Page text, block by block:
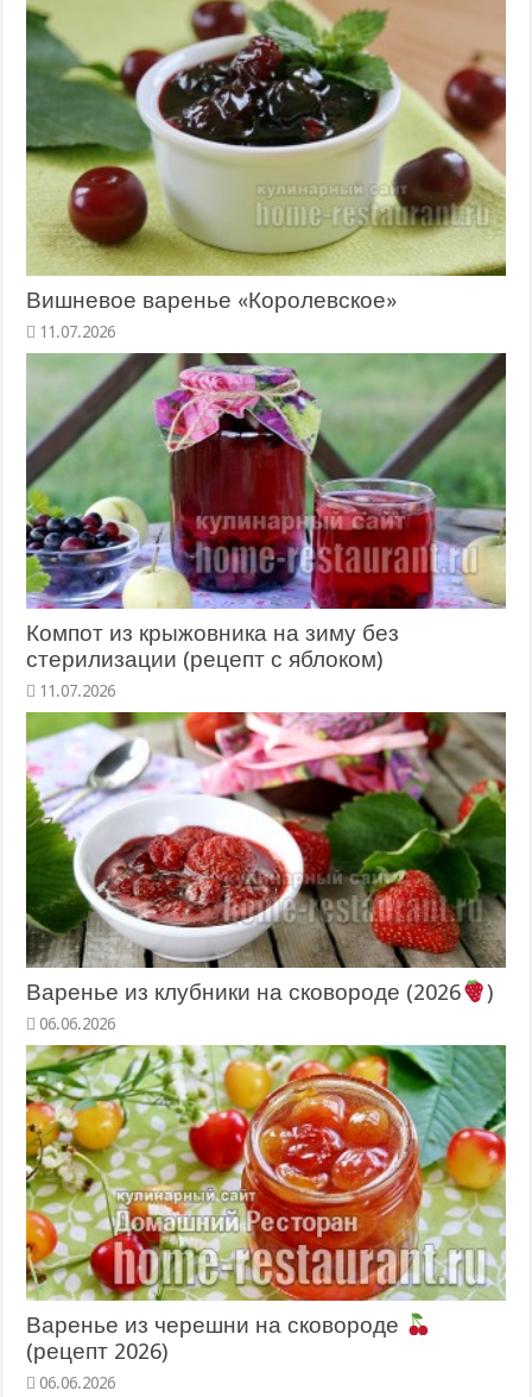
Вишневое варенье «Королевское»
11.07.2026
Компот из крыжовника на зиму без
стерилизации (рецепт с яблоком)
11.07.2026
Варенье из клубники на сковороде (2026 )
06.06.2026
Варенье из черешни на сковороде
(рецепт 2026)
06.06.2026